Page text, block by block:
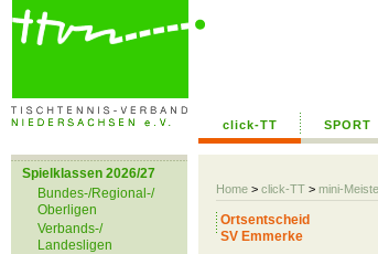
click-TT SPORT
Home > click-TT > mini-
Spielklassen 2026/27
Bundes-/Regional-/
Oberligen
Verbands-/
Landesligen
Ortsentscheid
SV Emmerke